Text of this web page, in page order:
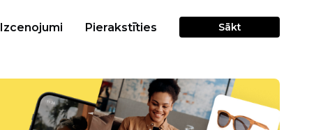
Izcenojumi Pierakstīties Sākt